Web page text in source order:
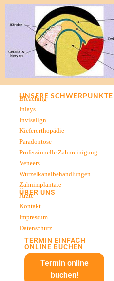
UNSERE SCHWERPUNKTE
Bleaching
Inlays
Invisalign
Kieferorthopädie
Paradontose
Professionelle Zahnreinigung
Veneers
Wurzelkanalbehandlungen
Zahnimplantate
ÜBER UNS
Ärzte
Kontakt
Impressum
Datenschutz
TERMIN EINFACH
ONLINE BUCHEN
Termin online
buchen!